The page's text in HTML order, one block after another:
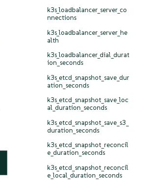
k3s_loadbalancer_server_co
nnections
k3s_loadbalancer_server_he
alth
k3s_loadbalancer_dial_durat
ion_seconds
k3s_etcd_snapshot_save_dur
ation_seconds
k3s_etcd_snapshot_save_loc
al_duration_seconds
k3s_etcd_snapshot_save_s3_
duration_seconds
k3s_etcd_snapshot_reconcil
e_duration_seconds
k3s_etcd_snapshot_reconcil
e_local_duration_seconds